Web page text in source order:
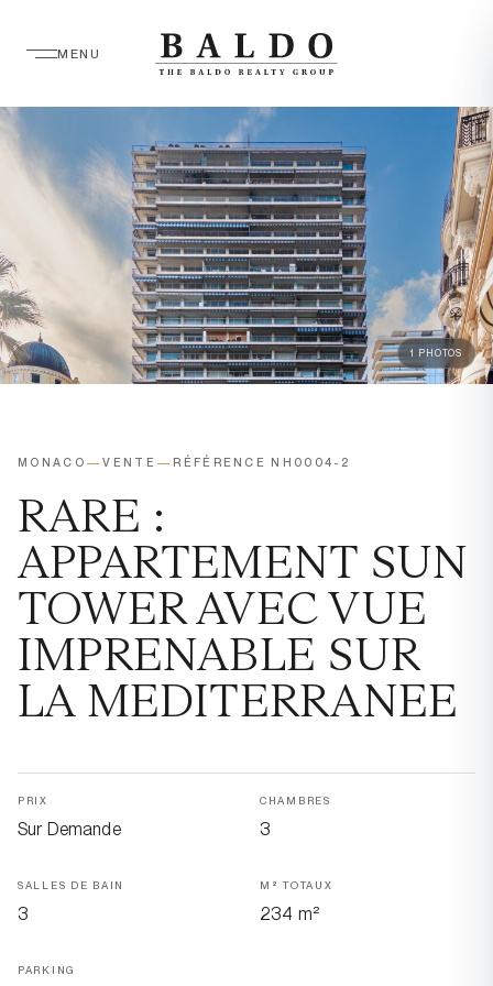
MENU
1 PHOTOS
MONACO —VENTE — RÉFÉRENCE NH0004-2
RARE :
APPARTEMENT SUN
TOWER AVEC VUE
IMPRENABLE SUR
LA MEDITERRANEE
PRIX
Sur Demande
CHAMBRES
3
SALLES DE BAIN
3
M² TOTAUX
234 m²
PARKING